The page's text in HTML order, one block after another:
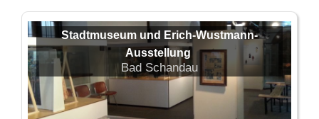
Stadtmuseum und Erich-Wustmann-
Ausstellung
Bad Schandau